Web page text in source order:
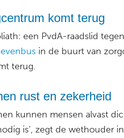
komt terug
een PvdA-raadslid
in de buurt van
terug.
rust en zekerheid
kunnen mensen alvast
is’, zegt de wethouder in